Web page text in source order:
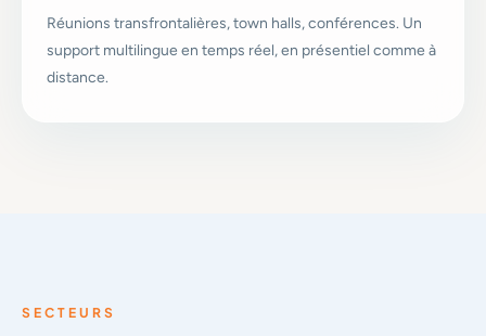
Réunions transfrontalières, town halls, conférences. Un
support multilingue en temps réel, en présentiel comme à
distance.
SECTEURS